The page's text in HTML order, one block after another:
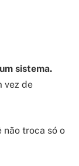
sistema.
vez de
não troca só o